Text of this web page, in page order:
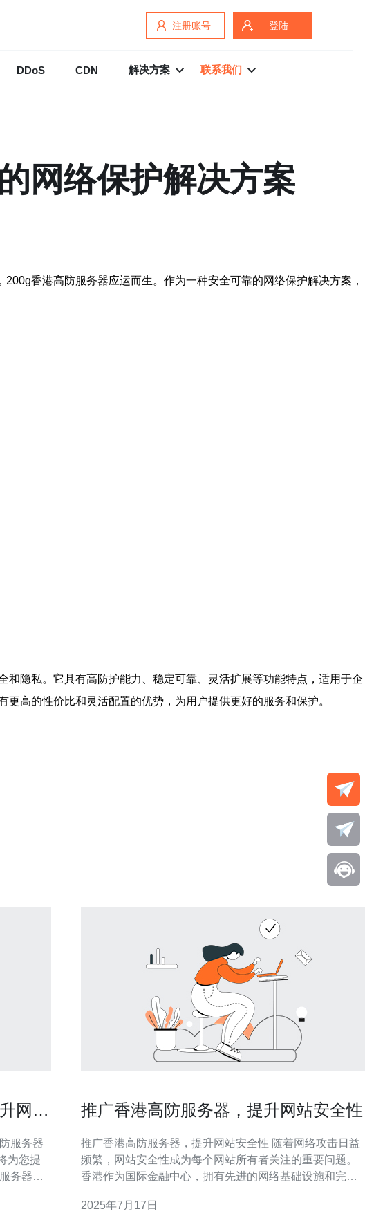
注册账号 登陆
DDoS CDN 解决方案 联系我们
网络保护解决方案
香港高防服务器应运而生。作为一种安全可靠的网络保护解决方案，
隐私。它具有高防护能力、稳定可靠、灵活扩展等功能特点，适用于企
高的性价比和灵活配置的优势，为用户提供更好的服务和保护。
网站
服务器
为您提
务器，
格以及
推广香港高防服务器，提升网站安全性
推广香港高防服务器，提升网站安全性 随着网络攻击日益
频繁，网站安全性成为每个网站所有者关注的重要问题。
香港作为国际金融中心，拥有先进的网络基础设施和完善
高防服务器，可以有效提升网站的安全性，保护网站数据
2025年7月17日